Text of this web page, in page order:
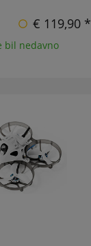
€ 119,90 *
bil nedavno